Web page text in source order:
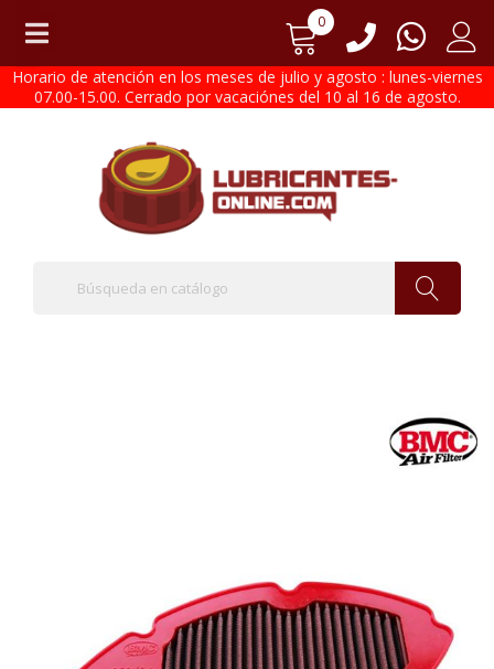
0
Horario de atención en los meses de julio y agosto : lunes-viernes
07.00-15.00. Cerrado por vacaciónes del 10 al 16 de agosto.